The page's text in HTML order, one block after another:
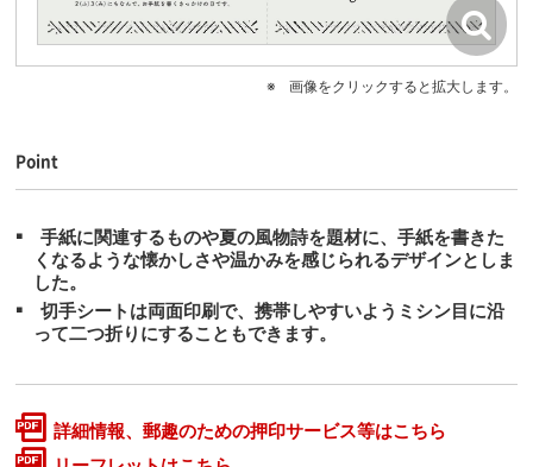
画像をクリックすると拡大します。
Point
手紙に関連するものや夏の風物詩を題材に、手紙を書きた
くなるような懐かしさや温かみを感じられるデザインとしま
した。
切手シートは両面印刷で、携帯しやすいようミシン目に沿
って二つ折りにすることもできます。
詳細情報、郵趣のための押印サービス等はこちら